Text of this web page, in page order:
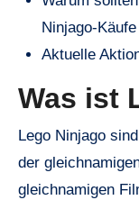
Ninjago-
Aktuelle
Was ist
Lego Ninjago sind ikonische Sets, die vom Universum
der
gleichnamigen